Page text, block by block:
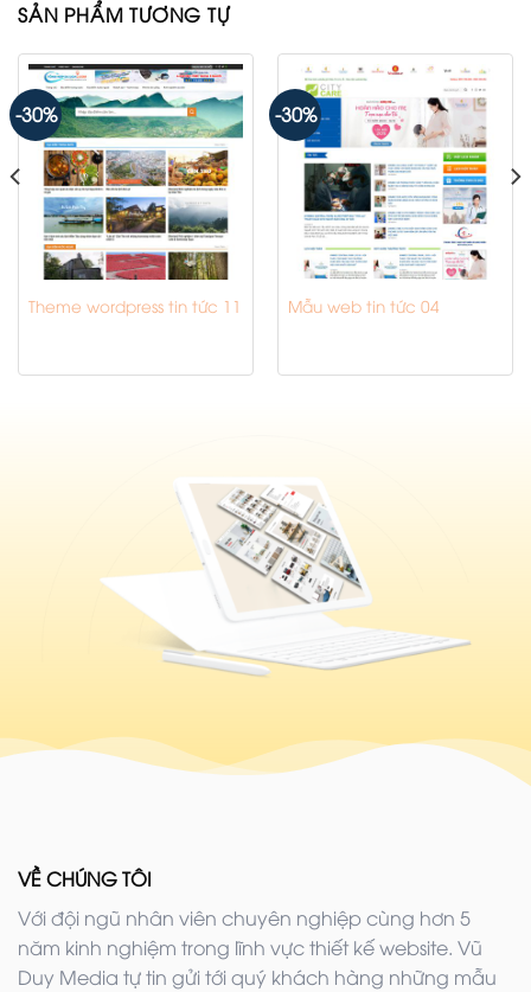
SẢN PHẨM TƯƠNG TỰ
-30%
Theme wordpress tin tức 11
-30%
Mẫu web tin tức 04
VỀ CHÚNG TÔI
Với đội ngũ nhân viên chuyên nghiệp cùng hơn 5
năm kinh nghiệm trong lĩnh vực thiết kế website. Vũ
Duy Media tự tin gửi tới quý khách hàng những mẫu